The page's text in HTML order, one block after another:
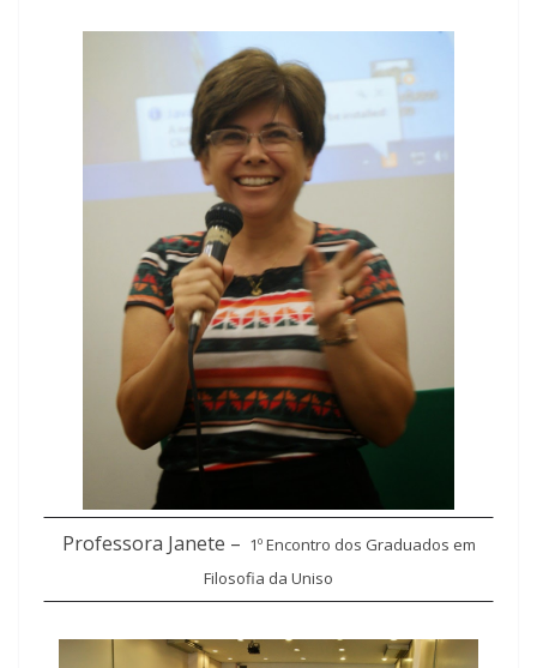
Professora Janete – 1ºEncontro dos Graduados em
Filosofia da Uniso